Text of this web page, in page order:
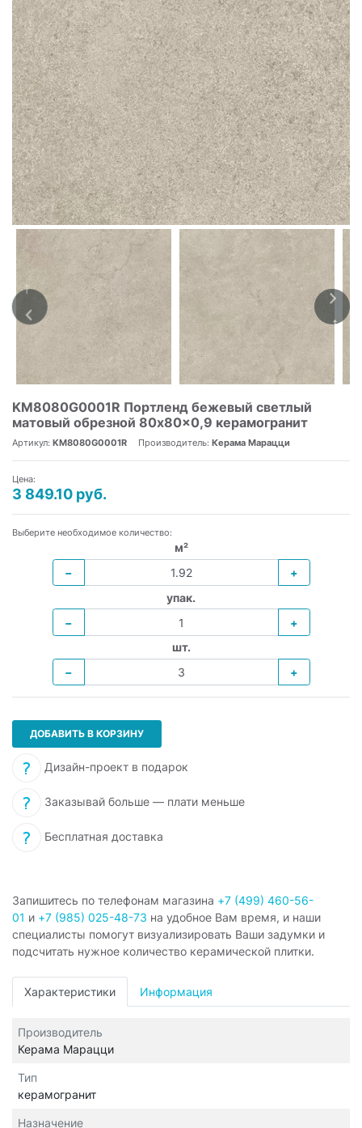
KM8080G0001R Портленд бежевый светлый
матовый обрезной 80x80x0,9 керамогранит
Артикул: KM8080G0001R Производитель: Керама Марацци
Цена:
3 849.10 руб.
Выберите необходимое количество:
м²
−
+
упак.
−
+
шт.
−
+
ДОБАВИТЬ В КОРЗИНУ
Дизайн-проект в подарок
Заказывай больше — плати меньше
Бесплатная доставка
Запишитесь по телефонам магазина +7 (499) 460-56-
01 и +7 (985) 025-48-73 на удобное Вам время, и наши
специалисты помогут визуализировать Ваши задумки и
подсчитать нужное количество керамической плитки.
Характеристики Информация
Производитель
Керама Марацци
Тип
керамогранит
Назначение